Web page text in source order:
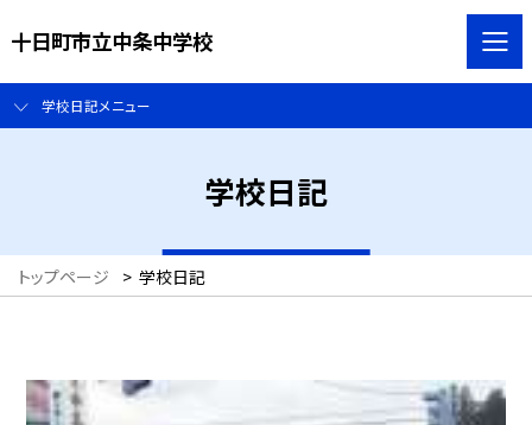
十日町市立中条中学校
学校日記メニュー
学校日記
トップページ > 学校日記